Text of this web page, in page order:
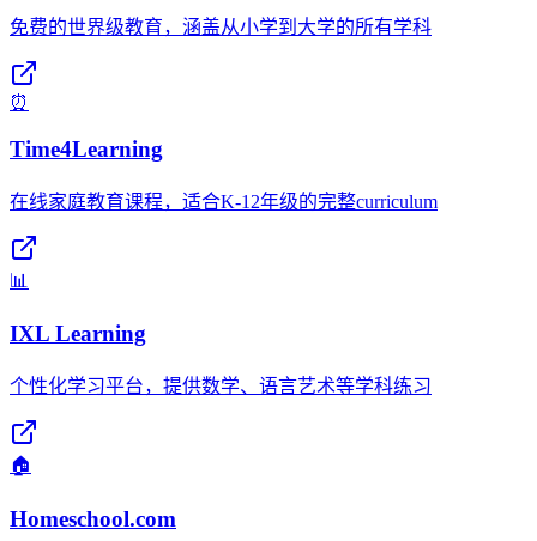
免费的世界级教育，涵盖从小学到大学的所有学科
⏰
Time4Learning
在线家庭教育课程，适合K-12年级的完整curriculum
📊
IXL Learning
个性化学习平台，提供数学、语言艺术等学科练习
🏠
Homeschool.com